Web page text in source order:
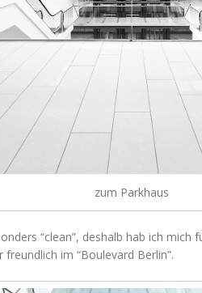
zum Parkhaus
“clean”, deshalb hab ich mich
im “Boulevard Berlin”.